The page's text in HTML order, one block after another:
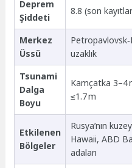
Deprem
Şiddeti
8.8 (son
Merkez
Üssü
uzaklık
Tsunami
Dalga
Boyu
Kamçatka 3–4
≤1.7 m
Etkilenen
Bölgeler
Rusya’nın
Hawaii, ABD
adaları